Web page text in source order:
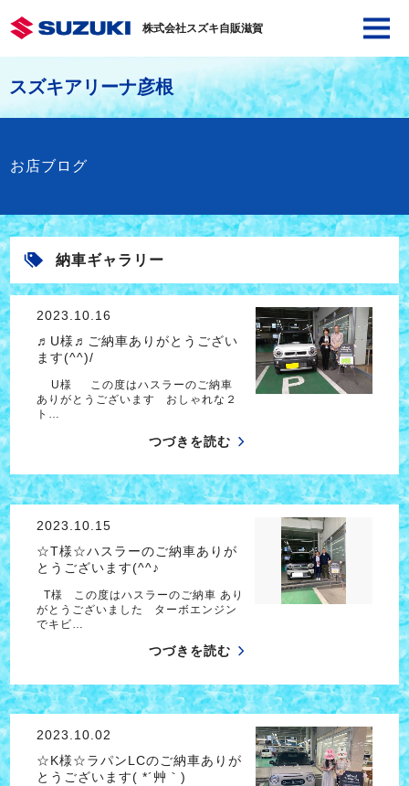
株式会社スズキ自販滋賀
スズキアリーナ彦根
お店ブログ
納車ギャラリー
2023.10.16
♬U様♬ご納車ありがとうござい
ます(^^)/
U様 この度はハスラーのご納車
ありがとうございます おしゃれな２
ト…
つづきを読む
2023.10.15
☆T様☆ハスラーのご納車ありが
とうございます(^^♪
T様 この度はハスラーのご納車 あり
がとうございました ターボエンジン
でキビ…
つづきを読む
2023.10.02
☆K様☆ラパンLCのご納車ありが
とうございます( *´艸｀)